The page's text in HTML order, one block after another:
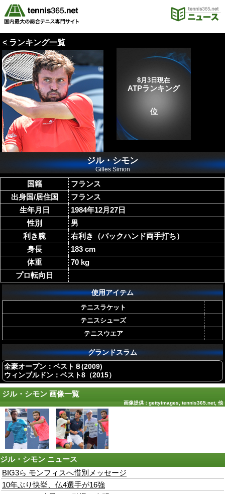
< ランキング一覧
8月3日現在
ATPランキング
位
ジル・シモン
Gilles Simon
国籍
フランス
出身国/居住国
フランス
生年月日
1984年12月27日
性別
男
利き腕
右利き（バックハンド両手打ち）
身長
183 cm
体重
70 kg
プロ転向日
使用アイテム
テニスラケット
テニスシューズ
テニスウエア
グランドスラム
全豪オープン：ベスト８(2009)
ウィンブルドン：ベスト8（2015）
ジル・シモン 画像一覧
画像提供：gettyimages, tennis365.net, 他
ジル・シモン ニュース
BIG3ら モンフィスへ惜別メッセージ
10年ぶり快挙、仏4選手が16強